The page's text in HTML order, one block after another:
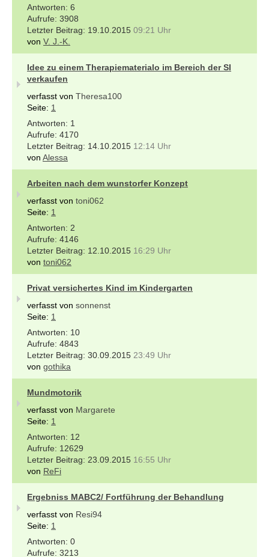
6
3908
19.10.2015 09:21 Uhr
von V. J.-K.
Idee zu einem Therapiematerialo im Bereich der SI
verkaufen
verfasst von Theresa100
Seite: 1
1
4170
14.10.2015 12:14 Uhr
von Alessa
Arbeiten nach dem wunstorfer Konzept
verfasst von toni062
Seite: 1
2
4146
12.10.2015 16:29 Uhr
von toni062
Privat versichertes Kind im Kindergarten
verfasst von sonnenst
Seite: 1
10
4843
30.09.2015 23:49 Uhr
von gothika
Mundmotorik
verfasst von Margarete
Seite: 1
12
12629
23.09.2015 16:55 Uhr
von ReFi
Ergebniss MABC2/ Fortführung der Behandlung
verfasst von Resi94
Seite: 1
0
3213